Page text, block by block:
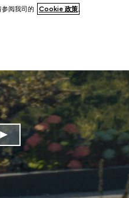
阅我司的 Cookie 政策。